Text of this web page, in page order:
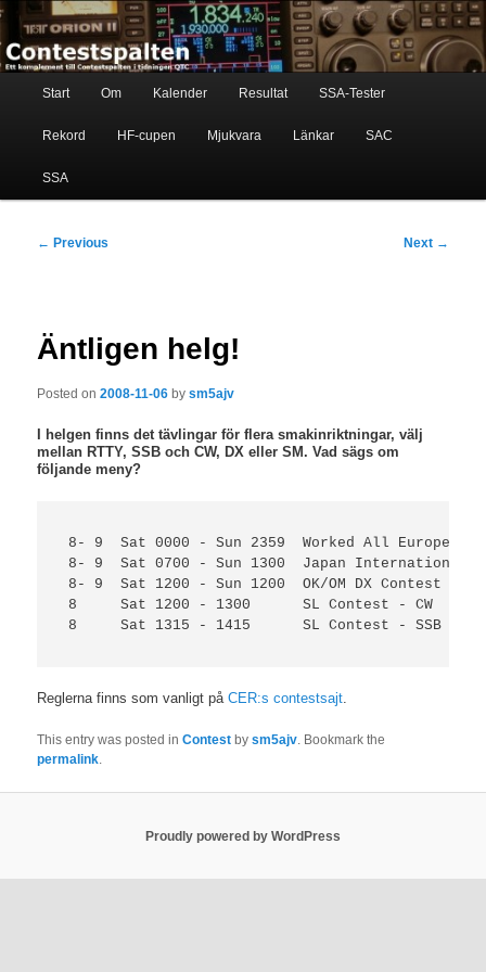
Skip
primary
content
Contestspalten
Ett komplement till contestspalten i tidningen QTC
Start Om Kalender Resultat SSA-Tester
Rekord HF-cupen Mjukvara Länkar SAC
SSA
Post
← Previous Next →
Äntligen helg!
Posted on2008-11-06 bysm5ajv
I helgen finns det tävlingar för flera smakinriktningar, välj
mellan RTTY, SSB och CW, DX eller SM. Vad sägs om
följande meny?
8- 9  Sat 0000 - Sun 2359  Worked All Europe DX-
8- 9  Sat 0700 - Sun 1300  Japan International
8- 9  Sat 1200 - Sun 1200  OK/OM DX Contest - CW
8     Sat 1200 - 1300      SL Contest - CW
8     Sat 1315 - 1415      SL Contest - SSB
Reglerna finns som vanligt påCER:s contestsajt.
This entry was posted inContest bysm5ajv. Bookmark the
permalink.
Proudly powered by WordPress